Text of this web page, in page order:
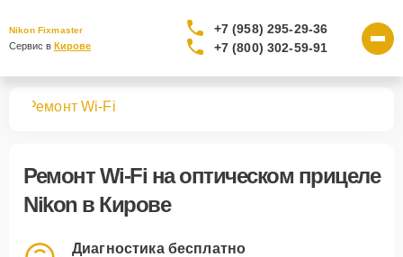
Nikon Fixmaster
Сервис в Кирове
+7 (958) 295-29-36
+7 (800) 302-59-91
Ремонт Wi-Fi
Ремонт Wi-Fi на оптическом прицеле
Nikon в Кирове
Диагностика бесплатно